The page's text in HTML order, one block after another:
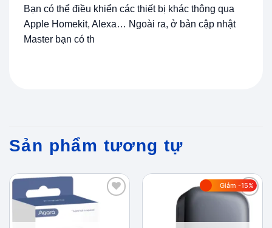
Bạn có thể điều khiển các thiết bị khác thông qua
Apple Homekit, Alexa… Ngoài ra, ở bản cập nhật
Master bạn có th
Sản phẩm tương tự
Giảm -15%
Add to